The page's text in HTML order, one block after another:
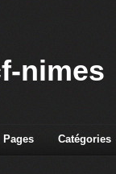
nimes
Pages Catégories